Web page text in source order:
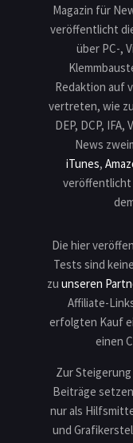
Magazin für
veröffentlicht
über PC-,
Redaktion auf
vertreten, wie
DEP, DCP,
News
iTunes,
veröffentlicht
Die hier
Tests sind
zu unseren
Affiliate-
erfolgten Kauf
einen
Zur
Beiträge
nur als
und